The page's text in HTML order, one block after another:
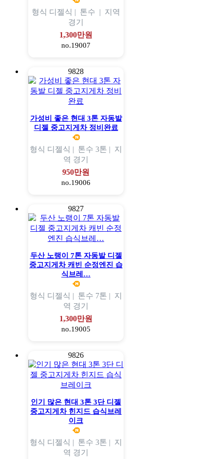
형식 디젤식 | 톤수 | 지역
경기
1,300만원
no.19007
9828
가성비 좋은 현대 3톤 자동발
디젤 중고지게차 정비완료
형식 디젤식 | 톤수 3톤 | 지
역 경기
950만원
no.19006
9827
두산 노랭이 7톤 자동발 디젤
중고지게차 캐빈 순정엔진 습
식브레…
형식 디젤식 | 톤수 7톤 | 지
역 경기
1,300만원
no.19005
9826
인기 많은 현대 3톤 3단 디젤
중고지게차 힌지드 습식브레
이크
형식 디젤식 | 톤수 3톤 | 지
역 경기